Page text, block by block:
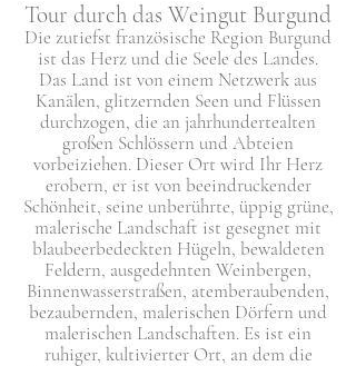
Tour durch das Weingut Burgund
Die zutiefst französische Region Burgund
ist das Herz und die Seele des Landes.
Das Land ist von einem Netzwerk aus
Kanälen, glitzernden Seen und Flüssen
durchzogen, die an jahrhundertealten
großen Schlössern und Abteien
vorbeiziehen. Dieser Ort wird Ihr Herz
erobern, er ist von beeindruckender
Schönheit, seine unberührte, üppig grüne,
malerische Landschaft ist gesegnet mit
blaubeerbedeckten Hügeln, bewaldeten
Feldern, ausgedehnten Weinbergen,
Binnenwasserstraßen, atemberaubenden,
bezaubernden, malerischen Dörfern und
malerischen Landschaften. Es ist ein
ruhiger, kultivierter Ort, an dem die